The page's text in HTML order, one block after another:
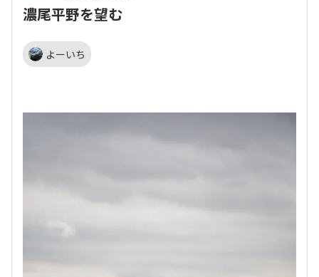
濃尾平野を望む
よーいち